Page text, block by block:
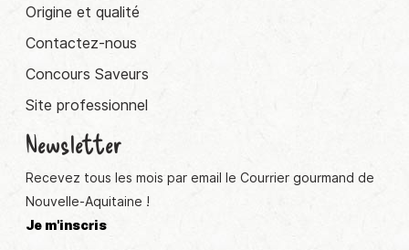
Origine et qualité
Contactez-nous
Concours Saveurs
Site professionnel
Newsletter
Recevez tous les mois par email le Courrier gourmand de
Nouvelle-Aquitaine !
Je m'inscris